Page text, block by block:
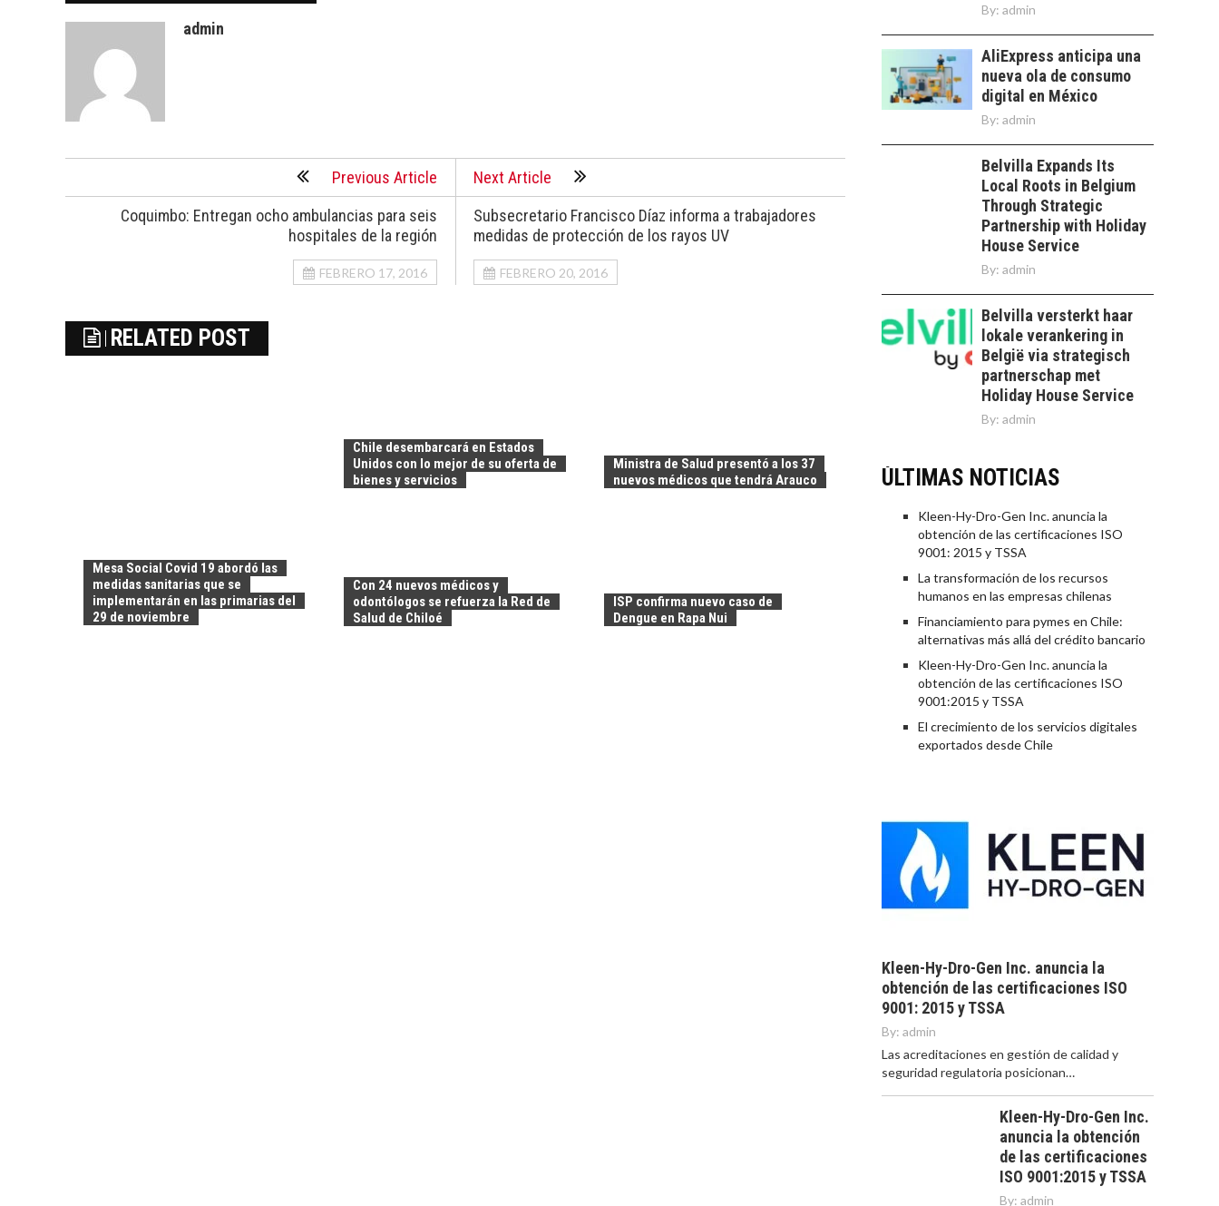
admin
Previous Article
Coquimbo: Entregan ocho ambulancias para seis
hospitales de la región
FEBRERO 17, 2016
Next Article
Subsecretario Francisco Díaz informa a trabajadores
medidas de protección de los rayos UV
FEBRERO 20, 2016
RELATED POST
Mesa Social Covid 19 abordó las
medidas sanitarias que se
implementarán en las primarias del
29 de noviembre
Chile desembarcará en Estados
Unidos con lo mejor de su oferta de
bienes y servicios
Ministra de Salud presentó a los 37
nuevos médicos que tendrá Arauco
Con 24 nuevos médicos y
odontólogos se refuerza la Red de
Salud de Chiloé
ISP confirma nuevo caso de
Dengue en Rapa Nui
By: admin
AliExpress anticipa una
nueva ola de consumo
digital en México
By: admin
Belvilla Expands Its
Local Roots in Belgium
Through Strategic
Partnership with Holiday
House Service
By: admin
Belvilla versterkt haar
lokale verankering in
België via strategisch
partnerschap met
Holiday House Service
By: admin
ÚLTIMAS NOTICIAS
Kleen-Hy-Dro-Gen Inc. anuncia la
obtención de las certificaciones ISO
9001: 2015 y TSSA
La transformación de los recursos
humanos en las empresas chilenas
Financiamiento para pymes en Chile:
alternativas más allá del crédito bancario
Kleen-Hy-Dro-Gen Inc. anuncia la
obtención de las certificaciones ISO
9001:2015 y TSSA
El crecimiento de los servicios digitales
exportados desde Chile
Kleen-Hy-Dro-Gen Inc. anuncia la
obtención de las certificaciones ISO
9001: 2015 y TSSA
By: admin
Las acreditaciones en gestión de calidad y
seguridad regulatoria posicionan…
Kleen-Hy-Dro-Gen Inc.
anuncia la obtención
de las certificaciones
ISO 9001:2015 y TSSA
By: admin